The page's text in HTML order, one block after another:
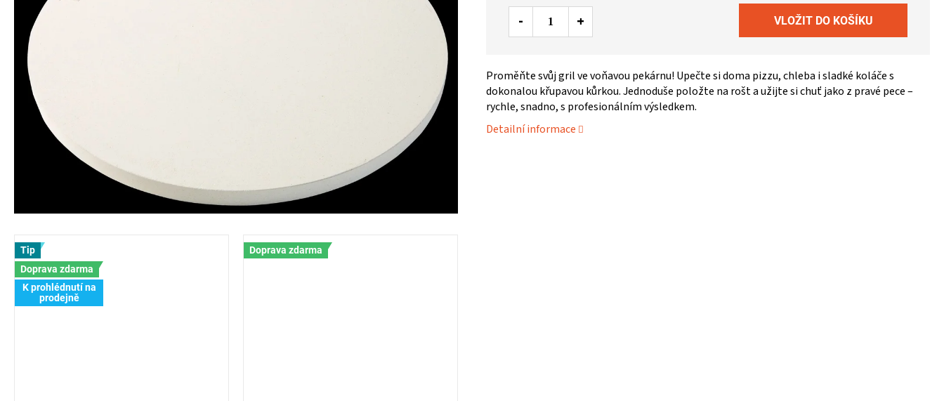
Proměňte svůj gril ve voňavou pekárnu! Upečte si doma pizzu, chleba i sladké koláče s
dokonalou křupavou kůrkou. Jednoduše položte na rošt a užijte si chuť jako z pravé pece –
rychle, snadno, s profesionálním výsledkem.
Detailní informace
Tip
Doprava zdarma
K prohlédnutí na
prodejně
Doprava zdarma